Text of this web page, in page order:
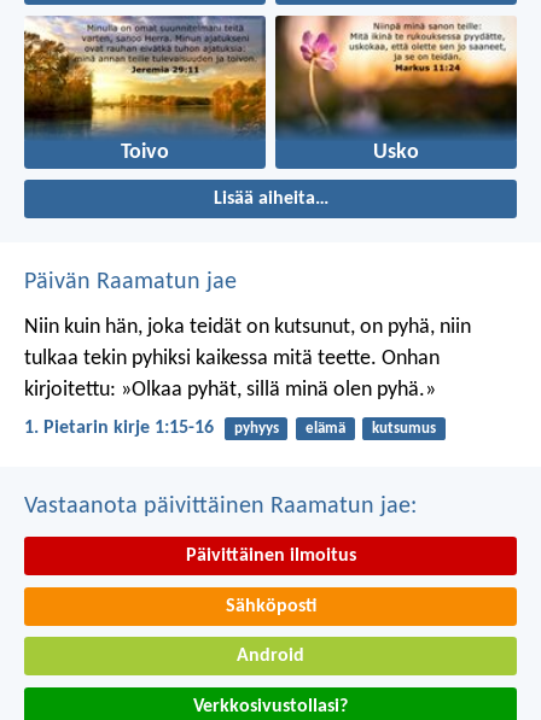
Toivo Usko
Lisää aiheita…
Päivän Raamatun jae
Niin kuin hän, joka teidät on kutsunut, on pyhä, niin
tulkaa tekin pyhiksi kaikessa mitä teette. Onhan
kirjoitettu: »Olkaa pyhät, sillä minä olen pyhä.»
1. Pietarin kirje 1:15-16 pyhyys elämä kutsumus
Vastaanota päivittäinen Raamatun jae:
Päivittäinen ilmoitus
Sähköposti
Android
Verkkosivustollasi?